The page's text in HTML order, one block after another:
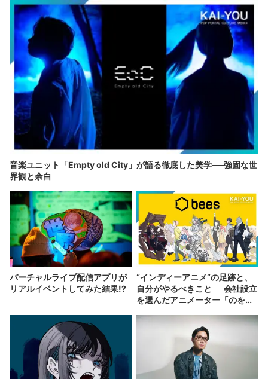
音楽ユニット「Empty old City」が語る徹底した美学──強固な世
界観と余白
バーチャルライブ配信アプリが
リアルイベントしてみた結果!?
“インディーアニメ“の足跡と、
自分がやるべきこと──会社設立
を選んだアニメーター「のを